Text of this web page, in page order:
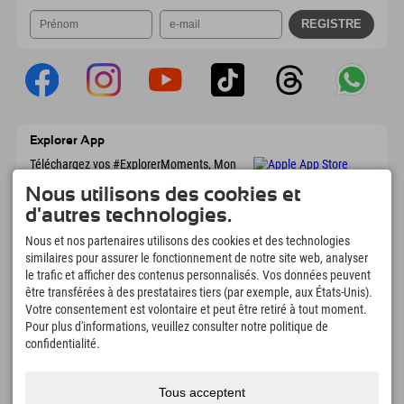
Explorer App
Téléchargez vos #ExplorerMoments, Mon
réservations, liste de choses à faire, aperçu
des restaurants et bien plus encore.
Téléchargez-le maintenant !
L'heure des moments d'exploration
166
Lacs de montagne et
piscines d'aventure
4.634km
Pistes de ski et de
snowboard
8.991
Nous utilisons des cookies et
d'autres technologies.
Nous et nos partenaires utilisons des cookies et des technologies
similaires pour assurer le fonctionnement de notre site web, analyser
le trafic et afficher des contenus personnalisés. Vos données peuvent
être transférées à des prestataires tiers (par exemple, aux États-Unis).
Votre consentement est volontaire et peut être retiré à tout moment.
Pour plus d'informations, veuillez consulter notre politique de
confidentialité.
Tous acceptent